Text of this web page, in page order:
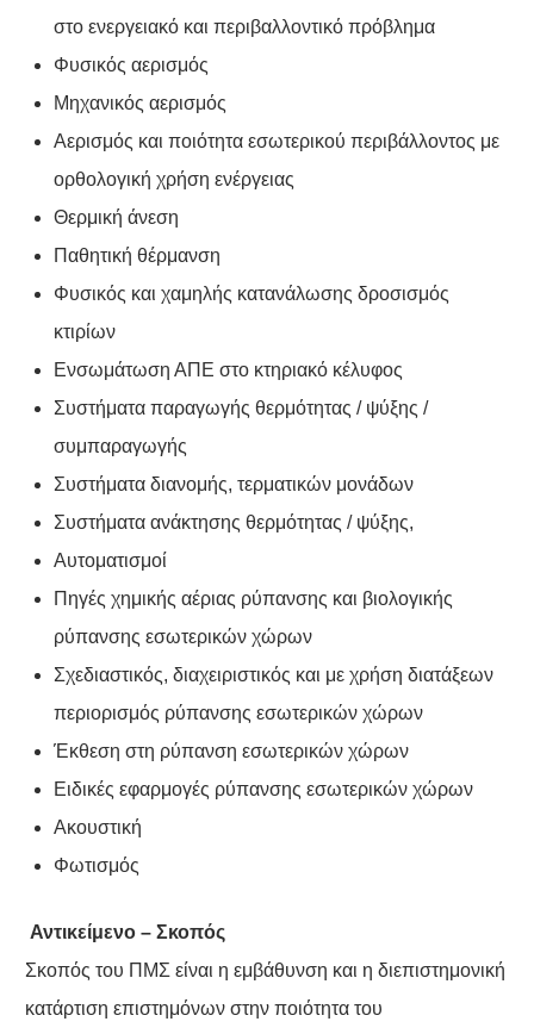
στο ενεργειακό και περιβαλλοντικό πρόβλημα
Φυσικός αερισμός
Μηχανικός αερισμός
Αερισμός και ποιότητα εσωτερικού περιβάλλοντος με
ορθολογική χρήση ενέργειας
Θερμική άνεση
Παθητική θέρμανση
Φυσικός και χαμηλής κατανάλωσης δροσισμός
κτιρίων
Ενσωμάτωση ΑΠΕ στο κτηριακό κέλυφος
Συστήματα παραγωγής θερμότητας / ψύξης /
συμπαραγωγής
Συστήματα διανομής, τερματικών μονάδων
Συστήματα ανάκτησης θερμότητας / ψύξης,
Αυτοματισμοί
Πηγές χημικής αέριας ρύπανσης και βιολογικής
ρύπανσης εσωτερικών χώρων
Σχεδιαστικός, διαχειριστικός και με χρήση διατάξεων
περιορισμός ρύπανσης εσωτερικών χώρων
Έκθεση στη ρύπανση εσωτερικών χώρων
Ειδικές εφαρμογές ρύπανσης εσωτερικών χώρων
Ακουστική
Φωτισμός
Αντικείμενο – Σκοπός
Σκοπός του ΠΜΣ είναι η εμβάθυνση και η διεπιστημονική
κατάρτιση επιστημόνων στην ποιότητα του